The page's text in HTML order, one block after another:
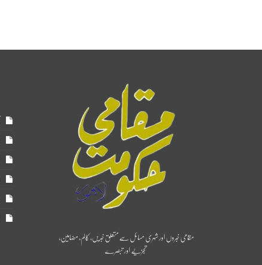
مقامی خبروں اور شہری مسائل سے متعلق خبریں، کالم، مضامین،
تجزیے اور تبصرے